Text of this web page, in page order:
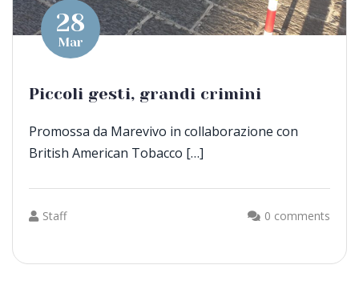
28
Mar
Piccoli gesti, grandi crimini
Promossa da Marevivo in collaborazione con
British American Tobacco […]
Staff 0 comments